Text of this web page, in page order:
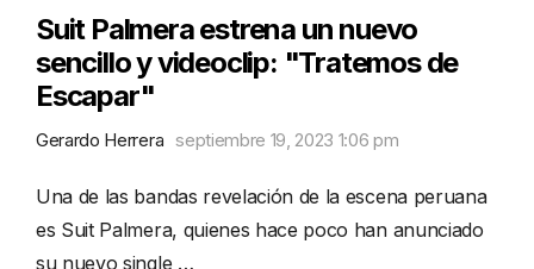
Suit Palmera estrena un nuevo
sencillo y videoclip: "Tratemos de
Escapar"
Gerardo Herrera septiembre 19, 2023 1:06 pm
Una de las bandas revelación de la escena peruana
es Suit Palmera, quienes hace poco han anunciado
su nuevo single …